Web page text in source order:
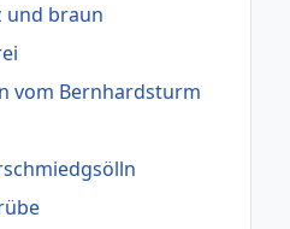
und braun
vom Bernhardsturm